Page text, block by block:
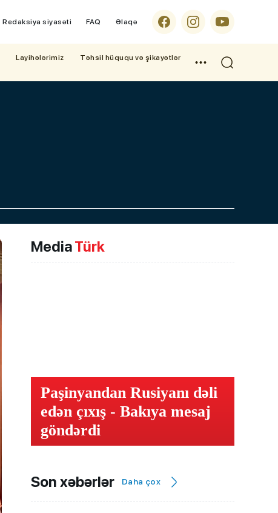
Redaksiya siyasəti FAQ Əlaqə
Layihələrimiz
Təhsil hüququ və şikayətlər
MediaTürk
Paşinyandan Rusiyanı dəli
edən çıxış - Bakıya mesaj
göndərdi
Son xəbərlər Daha çox